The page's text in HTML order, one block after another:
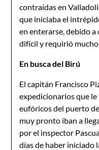
contraídas en
que iniciaba el
en enterarse, debido
difícil y requirió
En busca del Birú
El capitán Francisco
expedicionarios que
eufóricos del puerto
muy pronto iban a
por el inspector
días de haber iniciado